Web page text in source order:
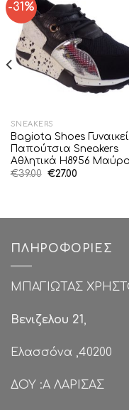
-31%
SNEAKERS
Bagiota Shoes
Παπούτσια Sneakers
Αθλητικά H8956 Μαύρο
€39.00 Original
€27.00Η
ΠΛΗΡΟΦΟΡΊΕΣ
ΜΠΑΓΙΩΤΑΣ
Βενιζελου 21,
Ελασσόνα ,40200
ΔΟΥ :Α ΛΑΡΙΣΑΣ